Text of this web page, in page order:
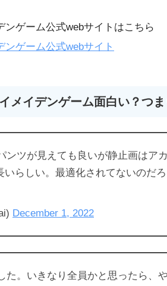
ゲーム公式webサイトはこちら
ゲーム公式webサイト
メイデンゲーム面白い？つま
ンツが見えても良いが静止画はア
いらしい。最適化されてないのだ
December 1, 2022
た。いきなり全員かと思ったら、